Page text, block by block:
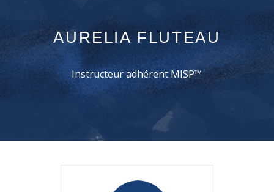
AURELIA FLUTEAU
Instructeur adhérent MISP™